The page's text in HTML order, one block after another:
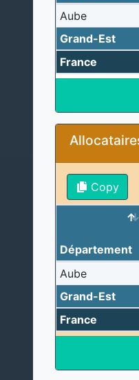
Aube
Grand-Est
France
Copy
Département
Aube
Grand-Est
France